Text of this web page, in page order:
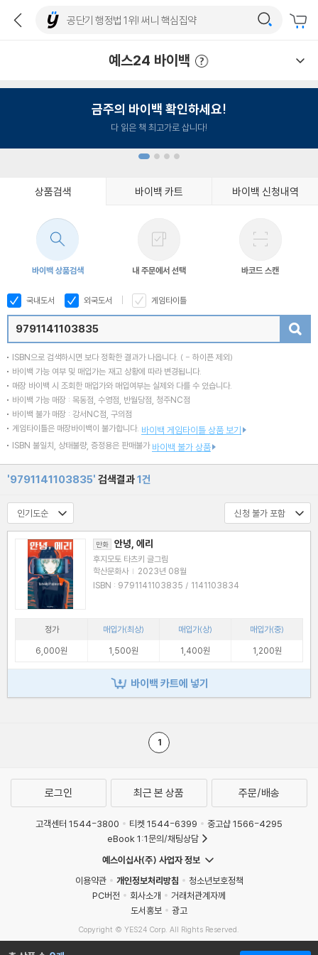
예스24 바이백
금주의 바이백 확인하세요!
다 읽은 책 최고가로 삽니다!
상품검색 바이백 카트 바이백 신청내역
바이백 상품검색 내 주문에서 선택 바코드 스캔
국내도서 외국도서 게임타이틀
ISBN으로 검색하시면 보다 정확한 결과가 나옵니다. ( - 하이픈 제외)
바이백 가능 여부 및 매입가는 재고 상황에 따라 변경됩니다.
매장 바이백 시 조회한 매입가와 매입여부는 실제와 다를 수 있습니다.
바이백 가능 매장 : 목동점, 수영점, 반월당점, 청주NC점
바이백 불가 매장 : 강서NC점, 구의점
게임타이틀은 매장바이백이 불가합니다. 바이백 게임타이틀 상품 보기
ISBN 불일치, 상태불량, 증정용은 판매불가 바이백 불가 상품
'9791141103835' 검색결과1건
만화 안녕, 에리
후지모토 타츠키 글그림
학산문화사 | 2023년 08월
ISBN : 9791141103835 / 1141103834
정가 매입가(최상) 매입가(상)
매입가(중)
6,000원
1,500원 1,400원 1,200원
바이백 카트에 넣기
1
로그인 최근 본 상품 주문/배송
고객센터 1544-3800 티켓 1544-6399
중고샵 1566-4295
eBook 1:1문의/채팅상담
예스이십사(주) 사업자 정보
이용약관
개인정보처리방침
청소년보호정책
PC버전
회사소개
거래처관계자께
도서홍보
광고
Copyright © YES24 Corp. All Rights Reserved.
MATOM2